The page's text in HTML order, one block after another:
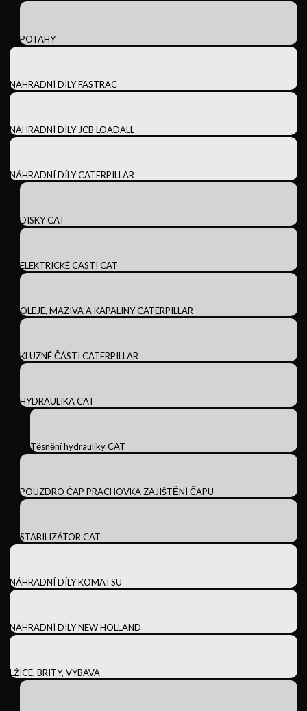
POTAHY
NÁHRADNÍ DÍLY FASTRAC
NÁHRADNÍ DÍLY JCB LOADALL
NÁHRADNÍ DÍLY CATERPILLAR
DISKY CAT
ELEKTRICKÉ CASTI CAT
OLEJE, MAZIVA A KAPALINY CATERPILLAR
KLUZNÉ ČÁSTI CATERPILLAR
HYDRAULIKA CAT
Těsnění hydrauliky CAT
POUZDRO ČAP PRACHOVKA ZAJIŠTĚNÍ ČAPU
STABILIZÁTOR CAT
NÁHRADNÍ DÍLY KOMATSU
NÁHRADNÍ DÍLY NEW HOLLAND
LŽÍCE, BRITY, VÝBAVA